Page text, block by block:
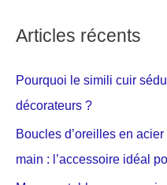
Articles récents
Pourquoi le simili cuir
décorateurs ?
Boucles d’oreilles en
main : l’accessoire idéal